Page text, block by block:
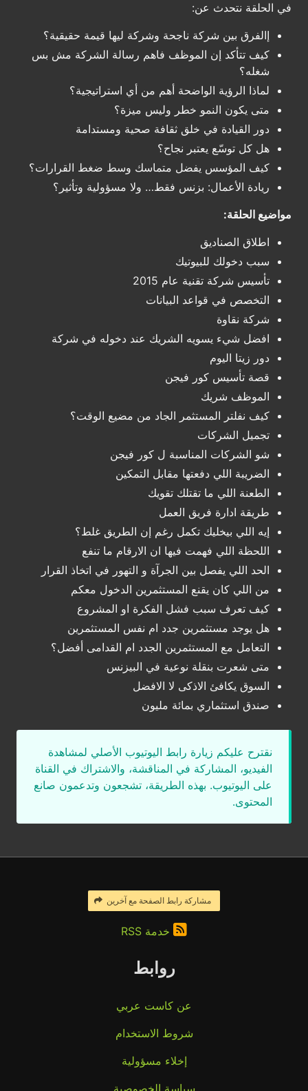
في الحلقة نتحدث عن:
إالفرق بين شركة ناجحة وشركة ليها قيمة حقيقية؟
كيف تتأكد إن الموظف فاهم رسالة الشركة مش بس
شغله؟
لماذا الرؤية الواضحة أهم من أي استراتيجية؟
متى يكون النمو خطر وليس ميزة؟
دور القيادة في خلق ثقافة صحية ومستدامة
هل كل توسّع يعتبر نجاح؟
كيف المؤسس يفضل متماسك وسط ضغط القرارات؟
ريادة الأعمال: بزنس فقط… ولا مسؤولية وتأثير؟
مواضيع الحلقة:
اطلاق الصناديق
سبب دخولك للبيوتيك
تأسيس شركة تقنية عام 2015
التخصص في قواعد البيانات
شركة نقاوة
افضل شيء يسويه الشريك عند دخوله في شركة
دور زيتا اليوم
قصة تأسيس كور فيجن
الموظف شريك
كيف نفلتر المستثمر الجاد من مضيع الوقت؟
تجميل الشركات
شو الشركات المناسبة ل كور فيجن
الضريبة اللي دفعتها مقابل التمكين
الطعنة اللي ما تقتلك تقويك
طريقة ادارة فريق العمل
إيه اللي بيخليك تكمل رغم إن الطريق غلط؟
اللحظة اللي فهمت فيها ان الارقام ما تنفع
الحد اللي يفصل بين الجرآة و التهور في اتخاذ القرار
من اللي كان يقنع المستثمرين الدخول معكم
كيف تعرف سبب فشل الفكرة او المشروع
هل يوجد مستثمرين جدد ام نفس المستثمرين
التعامل مع المستثمرين الجدد ام القدامى أفضل؟
متى شعرت بنقلة نوعية في البيزنس
السوق يكافئ الاذكى لا الافضل
صندق استثماري بمائة مليون
نقترح عليكم زيارة رابط اليوتيوب الأصلي لمشاهدة
الفيديو، المشاركة في المناقشة، والاشتراك في القناة
على اليوتيوب. بهذه الطريقة، تشجعون وتدعمون صانع
المحتوى.
مشاركة رابط الصفحة مع آخرين
خدمة RSS
روابط
عن كاست عربي
شروط الاستخدام
إخلاء مسؤولية
سياسة الخصوصية